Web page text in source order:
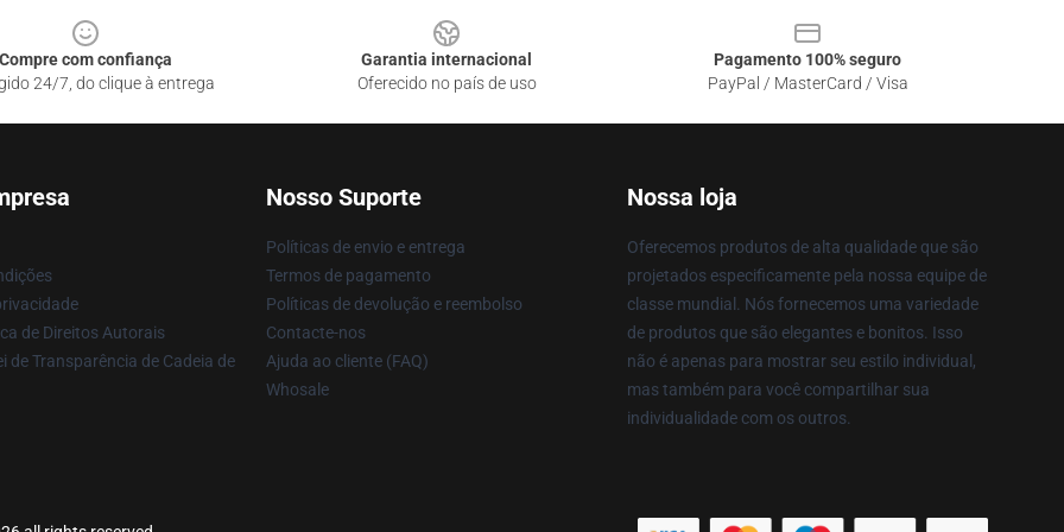
Compre com confiança
24/7, do clique à entrega
Garantia internacional
Oferecido no país de uso
Pagamento 100% seguro
PayPal / MasterCard / Visa
de Direitos Autorais
de Transparência de Cadeia de
Nosso Suporte
Políticas de envio e entrega
Termos de pagamento
Políticas de devolução e reembolso
Contacte-nos
Ajuda ao cliente (FAQ)
Whosale
Nossa loja
Oferecemos produtos de alta qualidade que são
projetados especificamente pela nossa equipe de
classe mundial. Nós fornecemos uma variedade
de produtos que são elegantes e bonitos. Isso
não é apenas para mostrar seu estilo individual,
mas também para você compartilhar sua
individualidade com os outros.